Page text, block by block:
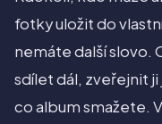
fotky uložit do
nemáte další slovo.
sdílet dál, zveřejnit
co album smažete.